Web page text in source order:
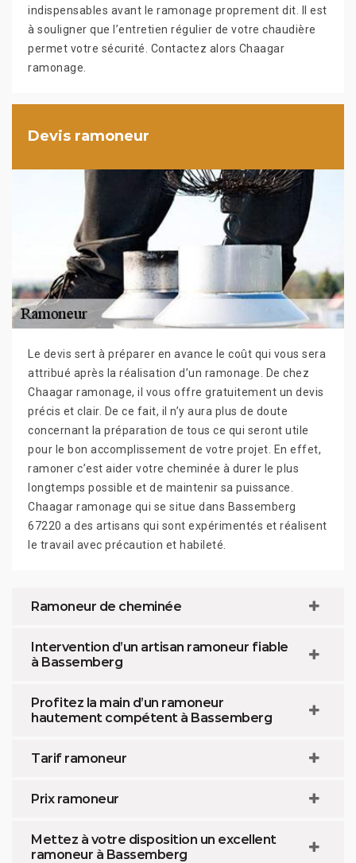
indispensables avant le ramonage proprement dit. Il est
à souligner que l’entretien régulier de votre chaudière
permet votre sécurité. Contactez alors Chaagar
ramonage.
Devis ramoneur
Le devis sert à préparer en avance le coût qui vous sera
attribué après la réalisation d’un ramonage. De chez
Chaagar ramonage, il vous offre gratuitement un devis
précis et clair. De ce fait, il n’y aura plus de doute
concernant la préparation de tous ce qui seront utile
pour le bon accomplissement de votre projet. En effet,
ramoner c’est aider votre cheminée à durer le plus
longtemps possible et de maintenir sa puissance.
Chaagar ramonage qui se situe dans Bassemberg
67220 a des artisans qui sont expérimentés et réalisent
le travail avec précaution et habileté.
Ramoneur de cheminée
Intervention d’un artisan ramoneur fiable
à Bassemberg
Profitez la main d’un ramoneur
hautement compétent à Bassemberg
Tarif ramoneur
Prix ramoneur
Mettez à votre disposition un excellent
ramoneur à Bassemberg